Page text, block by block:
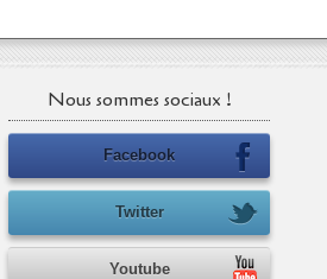
Nous sommes sociaux !
Facebook
Twitter
Youtube